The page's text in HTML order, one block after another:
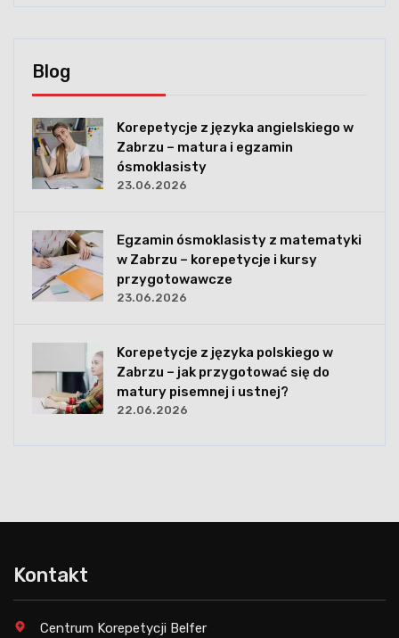
Blog
Korepetycje z języka angielskiego w
Zabrzu – matura i egzamin
ósmoklasisty
23.06.2026
Egzamin ósmoklasisty z matematyki
w Zabrzu – korepetycje i kursy
przygotowawcze
23.06.2026
Korepetycje z języka polskiego w
Zabrzu – jak przygotować się do
matury pisemnej i ustnej?
22.06.2026
Kontakt
Centrum Korepetycji Belfer